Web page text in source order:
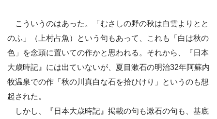
こういうのはあった。「むさしの野の秋は白雲よりとと
のふ」（上村占魚）という句もあって、これも「白は秋の
色」を念頭に置いての作かと思われる。それから、『日本
大歳時記』には出ていないが、夏目漱石の明治32年阿蘇内
牧温泉での作「秋の川真白な石を拾ひけり」というのも想
起された。
しかし、『日本大歳時記』掲載の句も漱石の句も、基底